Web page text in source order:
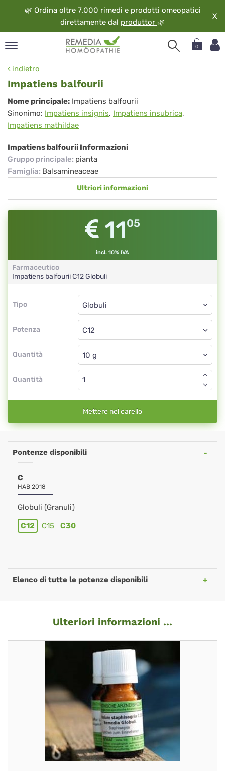
🌿 Ordina oltre 7.000 rimedi e prodotti omeopatici
direttamente dal produttor 🌿
X
0
indietro
Impatiens balfourii
Impatiens
balfourii
Nome principale: Impatiens balfourii
Sinonimo: Impatiens insignis, Impatiens insubrica,
Impatiens mathildae
Impatiens balfourii Informazioni
Gruppo principale: pianta
Famiglia: Balsamineaceae
Ultriori informazioni
1105
incl. 10% IVA
Farmaceutico
Impatiens balfouriiC12Globuli
Tipo
Tipo
Potenza
Globuli
C12
Quantità
Globuli
Quantità
Mettere nel carello
Pontenze disponibili
C
HAB 2018
Globuli (Granuli)
C12 C15 C30
Elenco di tutte le potenze disponibili
Ulteriori informazioni ...